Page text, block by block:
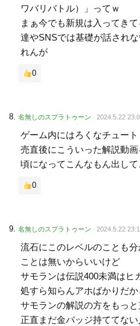
ワバリバトル）」ってｗ
まぁ今でも新規は入ってき
達やSNSでは基礎が話され
れんが
0
名無しのスプラトゥーン 2024.5.22
ゲーム内にはろくなチュー
売直後にこういった解説動
頃になってこんなもん出し
0
名無しのスプラトゥーン 2024.5.22
流石にこのレベルのことも
ことは無いからいいけど
サモランは伝説400未満はヒ
処すら知らんアホばかりだか
サモランの解説の方をもっ
正直まだ金バッジ持ててな